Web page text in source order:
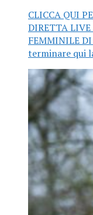
CLICCA QUI
DIRETTA LIVE
FEMMINILE DI
terminare qui